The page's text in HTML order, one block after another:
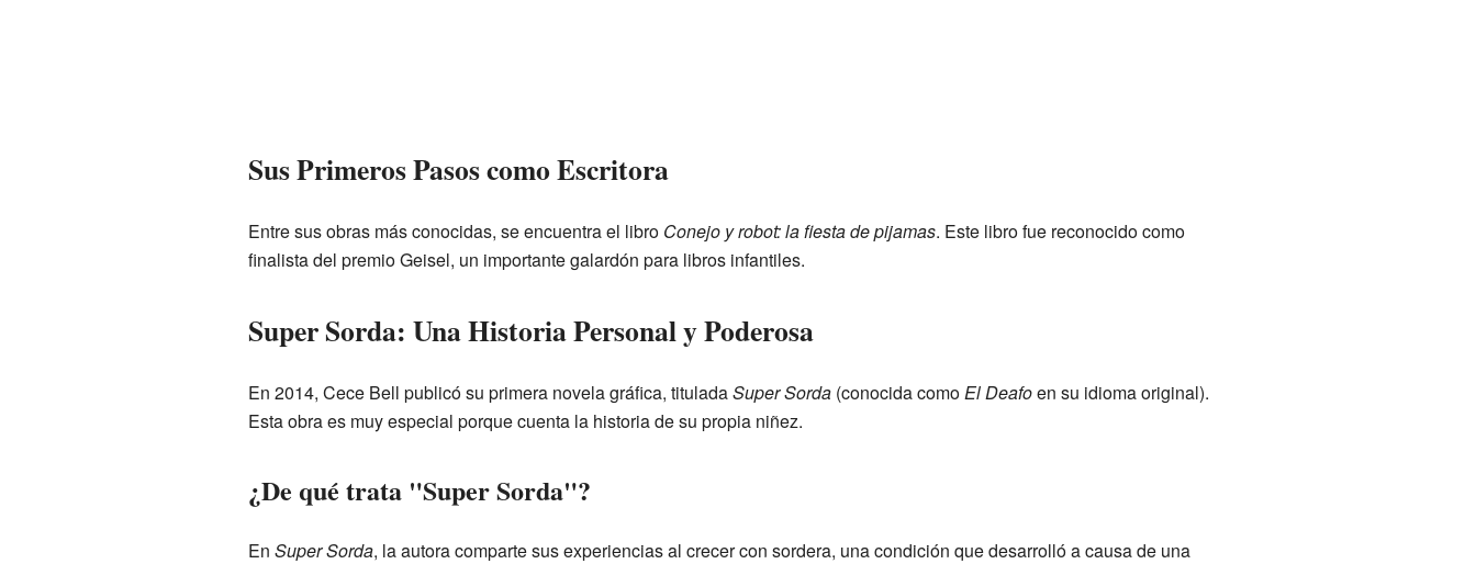
Sus Primeros Pasos como Escritora
Entre sus obras más conocidas, se encuentra el libro Conejo y robot: la fiesta de pijamas. Este libro fue reconocido como
finalista del premio Geisel, un importante galardón para libros infantiles.
Super Sorda: Una Historia Personal y Poderosa
En 2014, Cece Bell publicó su primera novela gráfica, tituladaSuper Sorda(conocida comoEl Deafoen su idioma original).
Esta obra es muy especial porque cuenta la historia de su propia niñez.
¿De qué trata "Super Sorda"?
En Super Sorda, la autora comparte sus experiencias al crecer con sordera, una condición que desarrolló a causa de una